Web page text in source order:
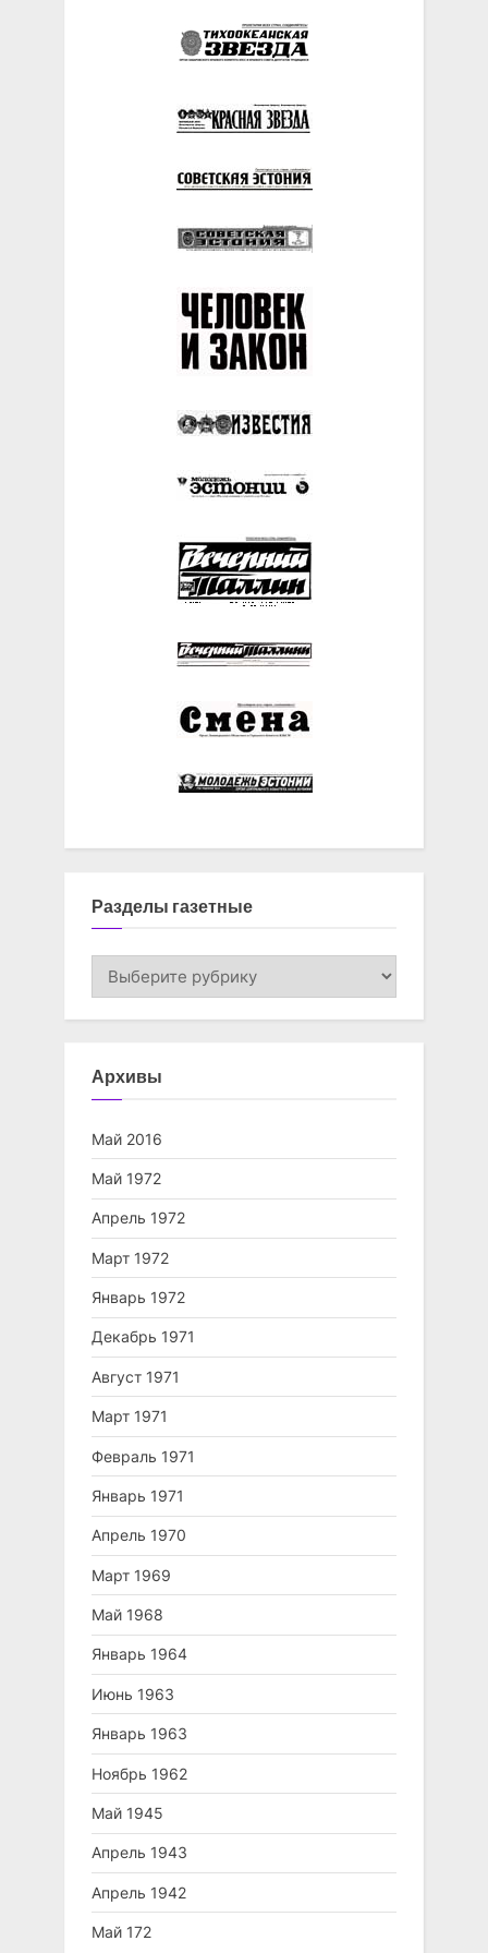
Разделы газетные
Разделы
Архивы
Май 2016
Май 1972
Апрель 1972
Март 1972
Январь 1972
Декабрь 1971
Август 1971
Март 1971
Февраль 1971
Январь 1971
Апрель 1970
Март 1969
Май 1968
Январь 1964
Июнь 1963
Январь 1963
Ноябрь 1962
Май 1945
Апрель 1943
Апрель 1942
Май 172